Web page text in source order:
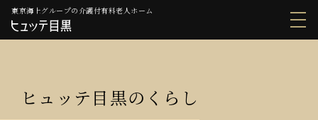
東京海上グループの介護付有料老人ホーム
ヒュッテ目黒のくらし